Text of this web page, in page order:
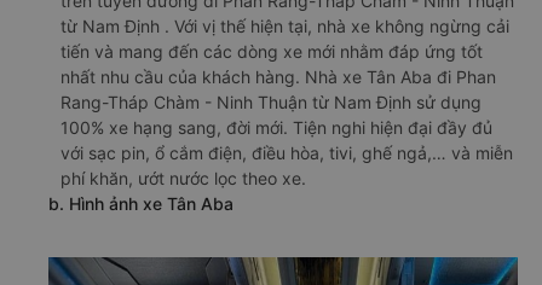
từ Nam Định . Với vị thế hiện tại, nhà xe không ngừng cải
tiến và mang đến các dòng xe mới nhằm đáp ứng tốt
nhất nhu cầu của khách hàng. Nhà xe Tân Aba đi Phan
Rang-Tháp Chàm - Ninh Thuận từ Nam Định sử dụng
100% xe hạng sang, đời mới. Tiện nghi hiện đại đầy đủ
với sạc pin, ổ cắm điện, điều hòa, tivi, ghế ngả,… và miễn
phí khăn, ướt nước lọc theo xe.
b. Hình ảnh xe Tân Aba